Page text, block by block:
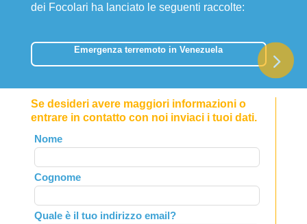
dei Focolari ha lanciato le seguenti raccolte:
Emergenza terremoto in Venezuela
Se desideri avere maggiori informazioni o
entrare in contatto con noi inviaci i tuoi dati.
Leave
this
field
blank
Nome
Cognome
Quale è il tuo indirizzo email?